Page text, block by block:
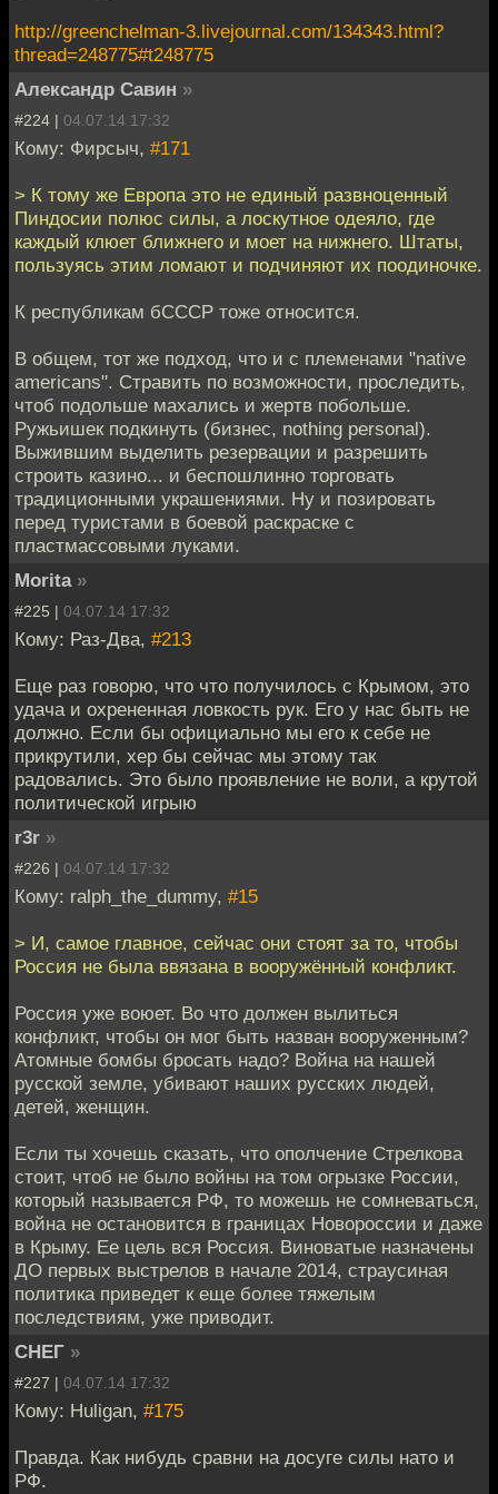
http://greenchelman-3.livejournal.com/134343.html?
thread=248775#t248775
Александр Савин »
#224 | 04.07.14 17:32
Кому: Фирсыч, #171
> К тому же Европа это не единый развноценный
Пиндосии полюс силы, а лоскутное одеяло, где
каждый клюет ближнего и моет на нижнего. Штаты,
пользуясь этим ломают и подчиняют их поодиночке.
К республикам бСССР тоже относится.
В общем, тот же подход, что и с племенами "native
americans". Стравить по возможности, проследить,
чтоб подольше махались и жертв побольше.
Ружьишек подкинуть (бизнес, nothing personal).
Выжившим выделить резервации и разрешить
строить казино... и беспошлинно торговать
традиционными украшениями. Ну и позировать
перед туристами в боевой раскраске с
пластмассовыми луками.
Morita »
#225 | 04.07.14 17:32
Кому: Раз-Два, #213
Еще раз говорю, что что получилось с Крымом, это
удача и охрененная ловкость рук. Его у нас быть не
должно. Если бы официально мы его к себе не
прикрутили, хер бы сейчас мы этому так
радовались. Это было проявление не воли, а крутой
политической игрыю
r3r »
#226 | 04.07.14 17:32
Кому: ralph_the_dummy, #15
> И, самое главное, сейчас они стоят за то, чтобы
Россия не была ввязана в вооружённый конфликт.
Россия уже воюет. Во что должен вылиться
конфликт, чтобы он мог быть назван вооруженным?
Атомные бомбы бросать надо? Война на нашей
русской земле, убивают наших русских людей,
детей, женщин.
Если ты хочешь сказать, что ополчение Стрелкова
стоит, чтоб не было войны на том огрызке России,
который называется РФ, то можешь не сомневаться,
война не остановится в границах Новороссии и даже
в Крыму. Ее цель вся Россия. Виноватые назначены
ДО первых выстрелов в начале 2014, страусиная
политика приведет к еще более тяжелым
последствиям, уже приводит.
СНЕГ »
#227 | 04.07.14 17:32
Кому: Huligan, #175
Правда. Как нибудь сравни на досуге силы нато и
РФ.